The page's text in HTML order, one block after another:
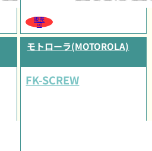
販売
可
モトローラ(MOTOROLA)
FK-SCREW